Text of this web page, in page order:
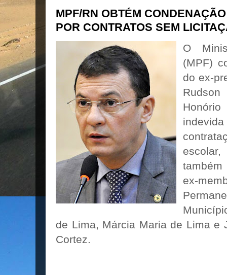
MPF/RN OBTÉM
POR CONTRATOS SEM
O
(MPF)
do ex-
ex-
de Lima, Márcia Maria de Lima e
Cortez.